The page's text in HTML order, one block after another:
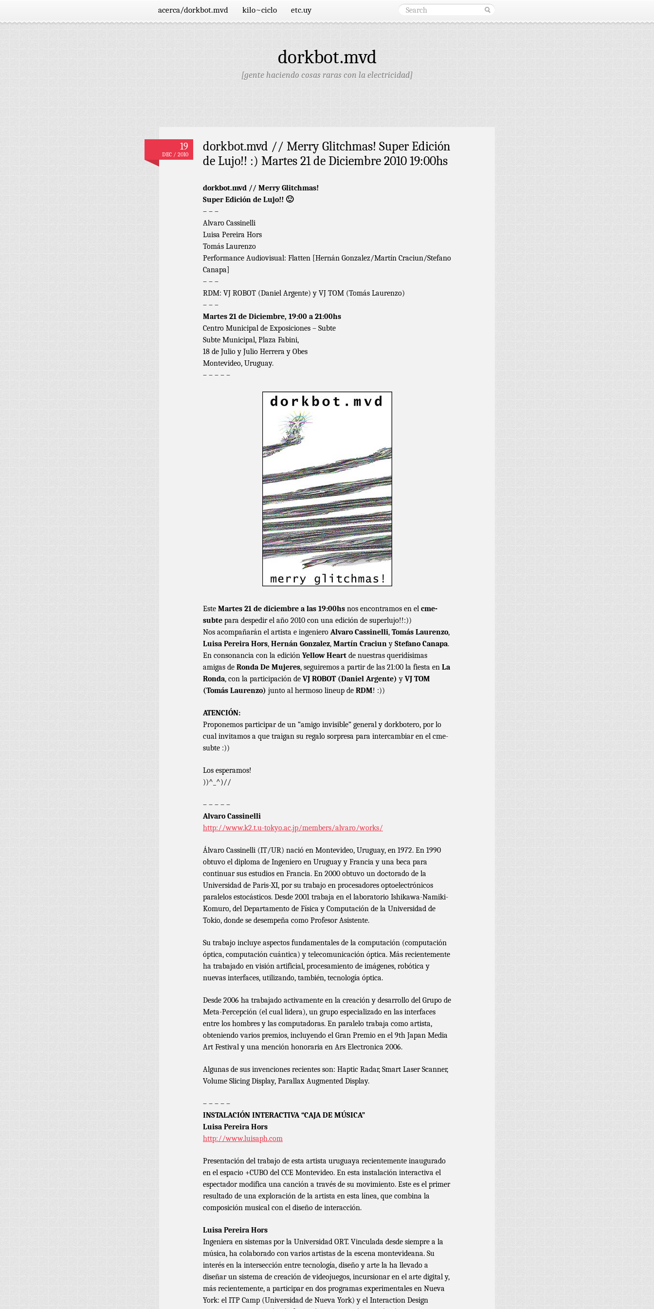
acerca/dorkbot.mvd kilo~ciclo etc.uy
dorkbot.mvd
[gente haciendo cosas raras con la electricidad]
19
DEC / 2010
dorkbot.mvd // Merry Glitchmas! Super Edición
de Lujo!! :) Martes 21 de Diciembre 2010 19:00hs
dorkbot.mvd // Merry Glitchmas!
Super Edición de Lujo!! 🙂
– – –
Alvaro Cassinelli
Luisa Pereira Hors
Tomás Laurenzo
Performance Audiovisual: Flatten [Hernán Gonzalez/Martín Craciun/Stefano
Canapa]
– – –
RDM: VJ ROBOT (Daniel Argente) y VJ TOM (Tomás Laurenzo)
– – –
Martes 21 de Diciembre, 19:00 a 21:00hs
Centro Municipal de Exposiciones – Subte
Subte Municipal, Plaza Fabini,
18 de Julio y Julio Herrera y Obes
Montevideo, Uruguay.
– – – – –
Este Martes 21 de diciembre a las 19:00hs nos encontramos en el cme-
subte para despedir el año 2010 con una edición de superlujo!!:))
Nos acompañarán el artista e ingeniero Alvaro Cassinelli, Tomás Laurenzo,
Luisa Pereira Hors, Hernán Gonzalez, Martín Craciuny Stefano Canapa.
En consonancia con la edición Yellow Heart de nuestras queridísimas
amigas de Ronda De Mujeres, seguiremos a partir de las 21:00 la fiesta en La
Ronda, con la participación de VJ ROBOT (Daniel Argente) y VJ TOM
(Tomás Laurenzo) junto al hermoso lineup de RDM! :))
ATENCIÓN:
Proponemos participar de un “amigo invisible” general y dorkbotero, por lo
cual invitamos a que traigan su regalo sorpresa para intercambiar en el cme-
subte :))
Los esperamos!
))^_^)//
– – – – –
Alvaro Cassinelli
http://www.k2.t.u-tokyo.ac.jp/members/alvaro/works/
Álvaro Cassinelli (IT/UR) nació en Montevideo, Uruguay, en 1972. En 1990
obtuvo el diploma de Ingeniero en Uruguay y Francia y una beca para
continuar sus estudios en Francia. En 2000 obtuvo un doctorado de la
Universidad de Paris-XI, por su trabajo en procesadores optoelectrónicos
paralelos estocásticos. Desde 2001 trabaja en el laboratorio Ishikawa-Namiki-
Komuro, del Departamento de Física y Computación de la Universidad de
Tokio, donde se desempeña como Profesor Asistente.
Su trabajo incluye aspectos fundamentales de la computación (computación
óptica, computación cuántica) y telecomunicación óptica. Más recientemente
ha trabajado en visión artificial, procesamiento de imágenes, robótica y
nuevas interfaces, utilizando, también, tecnología óptica.
Desde 2006 ha trabajado activamente en la creación y desarrollo del Grupo de
Meta-Percepción (el cual lidera), un grupo especializado en las interfaces
entre los hombres y las computadoras. En paralelo trabaja como artista,
obteniendo varios premios, incluyendo el Gran Premio en el 9th Japan Media
Art Festival y una mención honoraria en Ars Electronica 2006.
Algunas de sus invenciones recientes son: Haptic Radar, Smart Laser Scanner,
Volume Slicing Display, Parallax Augmented Display.
– – – – –
INSTALACIÓN INTERACTIVA “CAJA DE MÚSICA”
Luisa Pereira Hors
http://www.luisaph.com
Presentación del trabajo de esta artista uruguaya recientemente inaugurado
en el espacio +CUBO del CCE Montevideo. En esta instalación interactiva el
espectador modifica una canción a través de su movimiento. Este es el primer
resultado de una exploración de la artista en esta línea, que combina la
composición musical con el diseño de interacción.
Luisa Pereira Hors
Ingeniera en sistemas por la Universidad ORT. Vinculada desde siempre a la
música, ha colaborado con varios artistas de la escena montevideana. Su
interés en la intersección entre tecnología, diseño y arte la ha llevado a
diseñar un sistema de creación de videojuegos, incursionar en el arte digital y,
más recientemente, a participar en dos programas experimentales en Nueva
York: el ITP Camp (Universidad de Nueva York) y el Interaction Design